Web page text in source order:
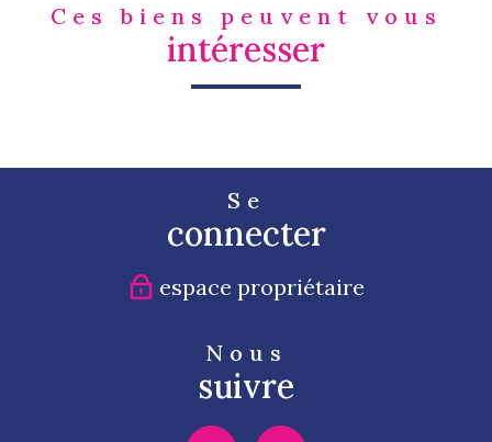
Ces biens peuvent vous
intéresser
Se
connecter
espace propriétaire
Nous
suivre